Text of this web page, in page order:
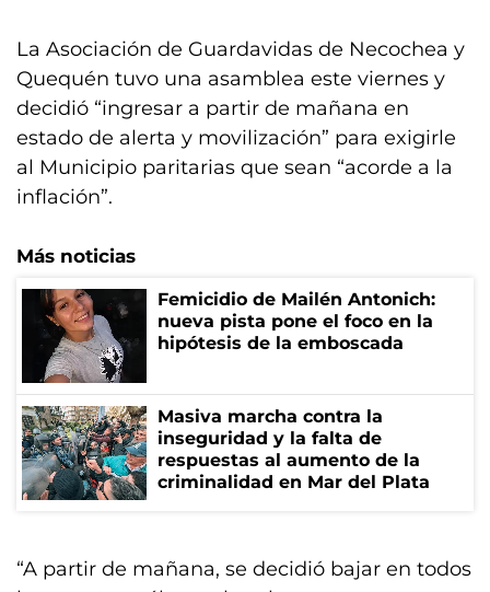
La Asociación de Guardavidas de Necochea y
Quequén tuvo una asamblea este viernes y
decidió “ingresar a partir de mañana en
estado de alerta y movilización” para exigirle
al Municipio paritarias que sean “acorde a la
inflación”.
Más noticias
Femicidio de Mailén Antonich:
nueva pista pone el foco en la
hipótesis de la emboscada
Masiva marcha contra la
inseguridad y la falta de
respuestas al aumento de la
criminalidad en Mar del Plata
“A partir de mañana, se decidió bajar en todos